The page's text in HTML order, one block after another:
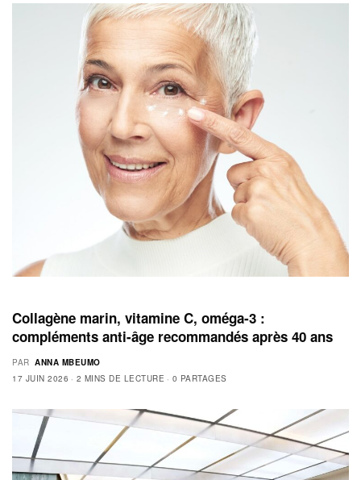
Collagène marin, vitamine C, oméga‑3 :
compléments anti-âge recommandés après 40 ans
PAR ANNA MBEUMO
17 JUIN 2026
2 MINS DE LECTURE 0 PARTAGES